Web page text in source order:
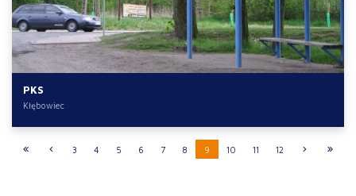
PKS
Kłębowiec
3 4 5 6 7 8 9 10 11 12